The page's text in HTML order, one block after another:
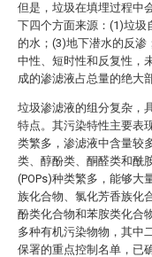
但是，垃圾在填埋过程中
下四个方面来源：(1)垃圾
的水；(3)地下潜水的反
中性、短时性和反复性，
成的渗滤液占总量的绝大
垃圾渗滤液的组分复杂，
特点。其污染特性主要表
类繁多，渗滤液中含量较
类、醇酚类、酮醛类和酰
(POPs)种类繁多，能够大
族化合物、氯化芳香族化
酚类化合物和苯胺类化合
多种有机污染物物，其中
保署的重点控制名单，已